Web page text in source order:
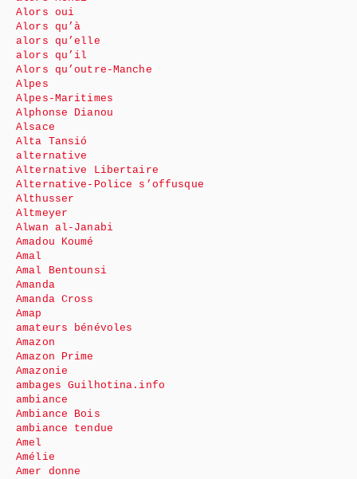
Alors oui
Alors qu’à
alors qu’elle
alors qu’il
Alors qu’outre-Manche
Alpes
Alpes-Maritimes
Alphonse Dianou
Alsace
Alta Tansió
alternative
Alternative Libertaire
Alternative-Police s’offusque
Althusser
Altmeyer
Alwan al-Janabi
Amadou Koumé
Amal
Amal Bentounsi
Amanda
Amanda Cross
Amap
amateurs bénévoles
Amazon
Amazon Prime
Amazonie
ambages Guilhotina.info
ambiance
Ambiance Bois
ambiance tendue
Amel
Amélie
Amer donne